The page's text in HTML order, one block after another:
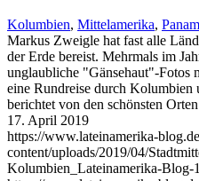
Kolumbien, Mittelamerika,
Markus Zweigle hat fast alle
der Erde bereist. Mehrmals im
unglaubliche "Gänsehaut"-Fotos
eine Rundreise durch Kolumbien
berichtet von den schönsten
17. April 2019
https://www.lateinamerika-
content/uploads/2019/04/
Kolumbien_Lateinamerika-Blog-